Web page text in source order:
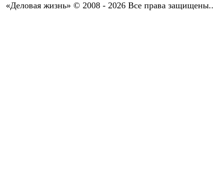
«Деловая жизнь» © 2008 - 2026 Все права защищены..